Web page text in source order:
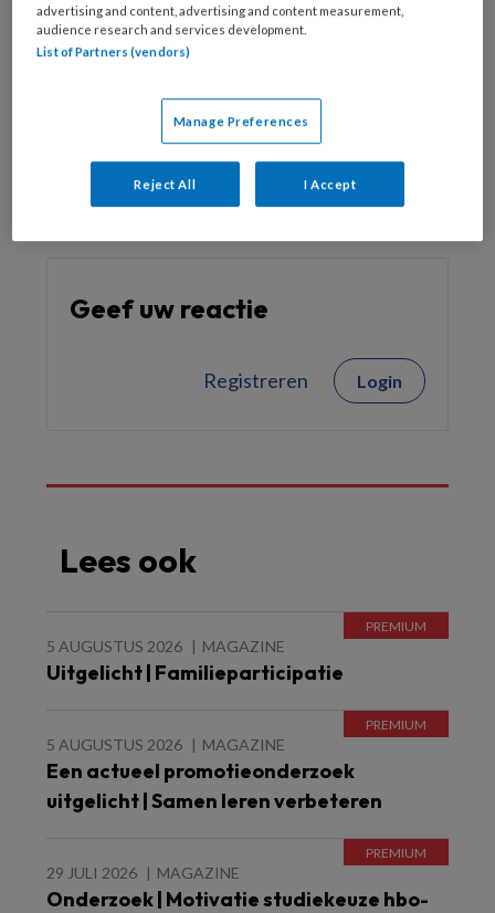
Yvon Hoogendoorn
Geef uw reactie
Registreren Login
Lees ook
5 AUGUSTUS 2026 MAGAZINE
Uitgelicht | Familieparticipatie
5 AUGUSTUS 2026 MAGAZINE
Een actueel promotieonderzoek
uitgelicht | Samen leren verbeteren
29 JULI 2026 MAGAZINE
Onderzoek | Motivatie studiekeuze hbo-
advertising and content, advertising and content measurement,
audience research and services development.
List of Partners (vendors)
Manage Preferences
Reject All I Accept